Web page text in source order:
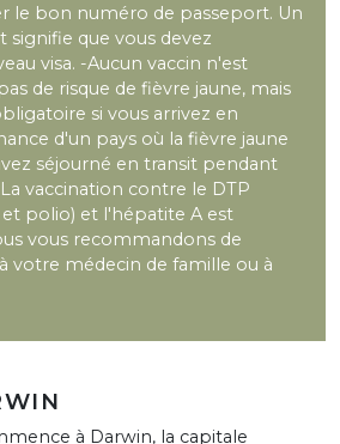
le bon numéro de passeport. Un
signifie que vous devez
visa. -Aucun vaccin n'est
de risque de fièvre jaune, mais
si vous arrivez en
d'un pays où la fièvre jaune
séjourné en transit pendant
vaccination contre le DTP
polio) et l'hépatite A est
vous recommandons de
votre médecin de famille ou à
à Darwin, la capitale